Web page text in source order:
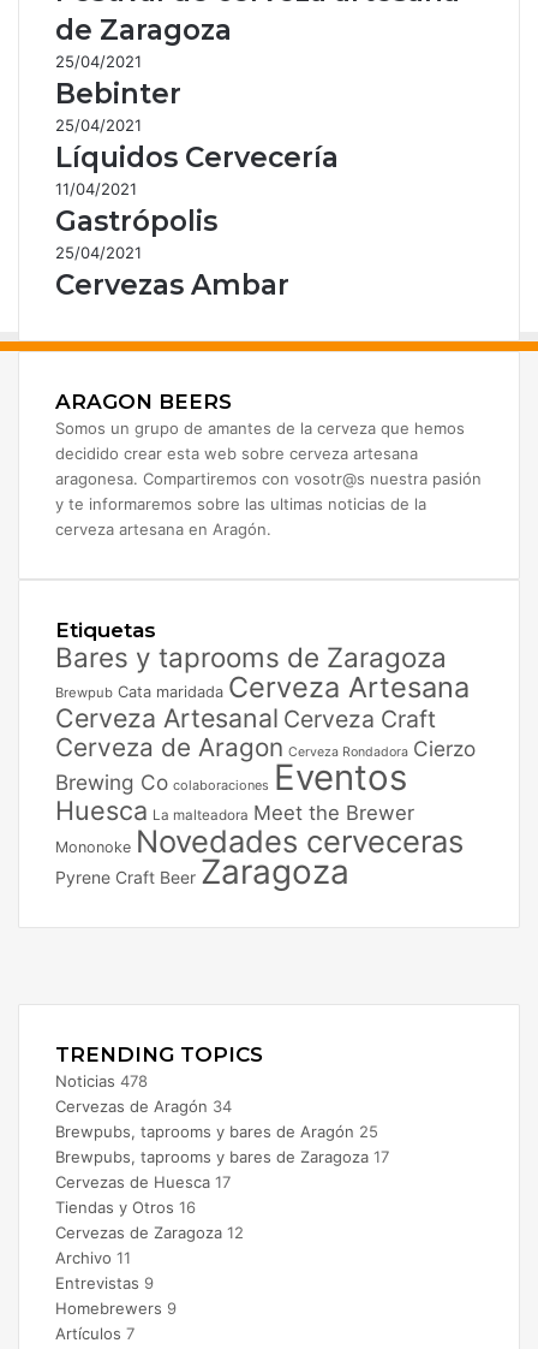
de Zaragoza
25/04/2021
Bebinter
25/04/2021
Líquidos Cervecería
11/04/2021
Gastrópolis
25/04/2021
Cervezas Ambar
ARAGON BEERS
Somos un grupo de amantes de la cerveza que hemos
decidido crear esta web sobre cerveza artesana
aragonesa. Compartiremos con vosotr@s nuestra pasión
y te informaremos sobre las ultimas noticias de la
cerveza artesana en Aragón.
Etiquetas
Bares y taprooms de Zaragoza
Brewpub Cata maridada Cerveza Artesana
Cerveza Artesanal Cerveza Craft
Cerveza de Aragon Cerveza Rondadora Cierzo
Brewing Co colaboraciones Eventos
Huesca La malteadora Meet the Brewer
Mononoke Novedades cerveceras
Pyrene Craft Beer Zaragoza
TRENDING TOPICS
Noticias 478
Cervezas de Aragón 34
Brewpubs, taprooms y bares de Aragón 25
Brewpubs, taprooms y bares de Zaragoza 17
Cervezas de Huesca 17
Tiendas y Otros 16
Cervezas de Zaragoza 12
Archivo 11
Entrevistas 9
Homebrewers 9
Artículos 7